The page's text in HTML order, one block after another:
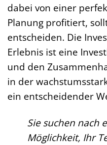
dabei von einer
Planung profitiert,
entscheiden. Die
Erlebnis ist eine
und den
in der
ein entscheidender
Sie suchen nach
Möglichkeit, Ihr